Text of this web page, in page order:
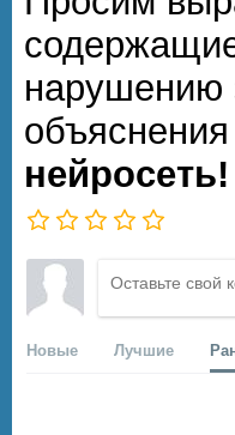
нарушению
нейросеть!
Новые Лучшие